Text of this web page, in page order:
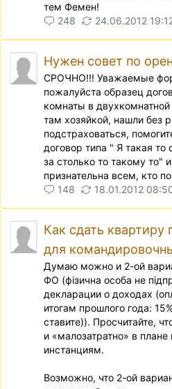
тем Фемен!
248
24.06.2012
Нужен совет по
СРОЧНО!!! Уважаемые
пожалуйста образец
комнаты в
там хозяйкой, нашли без
подстраховаться,
договор типа " Я такая
за столько то такому то"
признательна всем, кто
148
18.01.2012
Как сдать квартиру
для
Думаю можно и 2-ой
ФО (фiзична особа не
декларации о доходах
итогам прошлого года:
ставите)). Просчитайте,
и «малозатратно» в
инстанциям.
Возможно, что 2-ой